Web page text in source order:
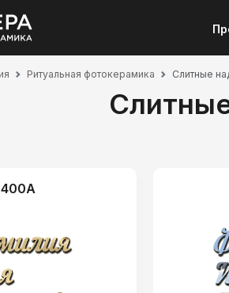
Ритуальная фотокерамика Слитные
400А